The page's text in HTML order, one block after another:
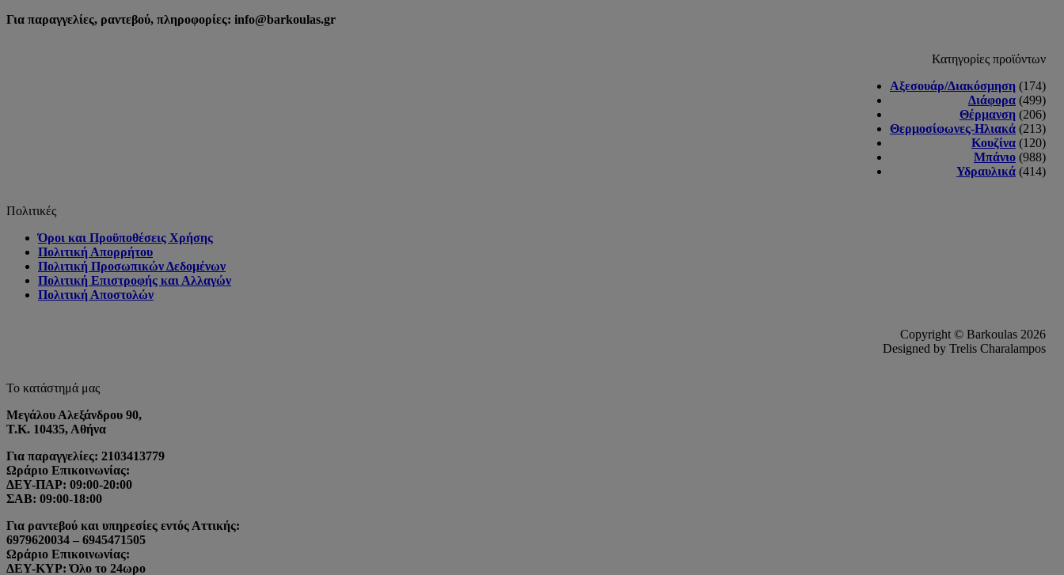
Για παραγγελίες, ραντεβού, πληροφορίες: info@barkoulas.gr
Κατηγορίες προϊόντων
Αξεσουάρ/Διακόσμηση (174)
Διάφορα (499)
Θέρμανση (206)
Θερμοσίφωνες-Ηλιακά (213)
Κουζίνα (120)
Μπάνιο (988)
Υδραυλικά (414)
Πολιτικές
Όροι και Προϋποθέσεις Χρήσης
Πολιτική Απορρήτου
Πολιτική Προσωπικών Δεδομένων
Πολιτική Επιστροφής και Αλλαγών
Πολιτική Αποστολών
Copyright © Barkoulas 2026
Designed by Trelis Charalampos
Το κατάστημά μας
Μεγάλου Αλεξάνδρου 90,
Τ.Κ. 10435, Αθήνα
Για παραγγελίες: 2103413779
Ωράριο Επικοινωνίας:
ΔΕΥ-ΠΑΡ: 09:00-20:00
ΣΑΒ: 09:00-18:00
Για ραντεβού και υπηρεσίες εντός Αττικής:
6979620034 – 6945471505
Ωράριο Επικοινωνίας:
ΔΕΥ-ΚΥΡ: Όλο το 24ωρο